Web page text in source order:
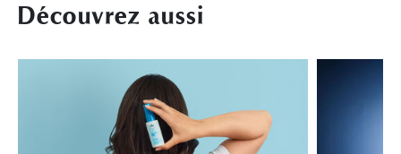
Découvrez aussi